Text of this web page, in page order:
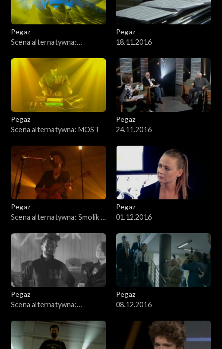
Pegaz
Scena alternatywna:
Pegaz
18.11.2016
Pegaz
Scena alternatywna: MOST
Pegaz
24.11.2016
Pegaz
Scena alternatywna: Smolik /
Pegaz
01.12.2016
Pegaz
Scena alternatywna:
Pegaz
08.12.2016